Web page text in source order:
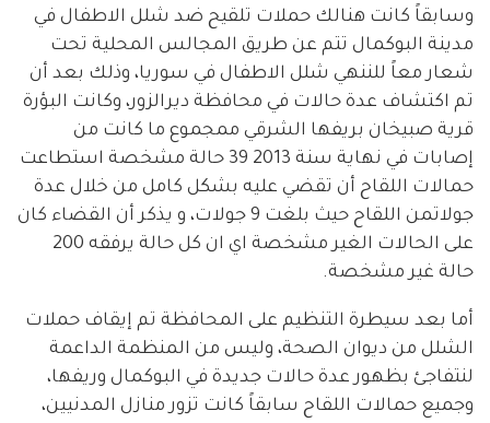
وسابقاً كانت هنالك حملات تلقيح ضد شلل الاطفال في
مدينة البوكمال تتم عن طريق المجالس المحلية تحت
شعار معاً للننهي شلل الاطفال في سوريا، وذلك بعد أن
تم اكتشاف عدة حالات في محافظة ديرالزور، وكانت البؤرة
قرية صبيخان بريفها الشرقي ممجموع ما كانت من
إصابات في نهاية سنة 2013 39 حالة مشخصة استطاعت
حمالات اللقاح أن تقضي عليه بشكل كامل من خلال عدة
جولاتمن اللقاح حيث بلغت 9 جولات، و يذكر أن القضاء كان
على الحالات الغير مشخصة اي ان كل حالة يرفقه 200
حالة غير مشخصة.
أما بعد سيطرة التنظيم على المحافظة تم إيقاف حملات
الشلل من ديوان الصحة، وليس من المنظمة الداعمة
لنتفاجئ بظهور عدة حالات جديدة في البوكمال وريفها،
وجميع حمالات اللقاح سابقاً كانت تزور منازل المدنيين،